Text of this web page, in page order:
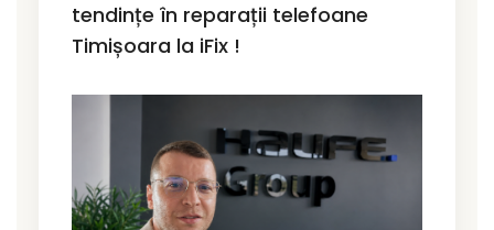
tendințe în reparații telefoane
Timișoara la iFix !